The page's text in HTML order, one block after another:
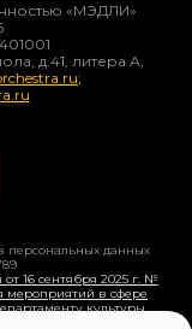
«МЭДЛИ»
д.41, литера А,
;
персональных данных
16 сентября 2025 г. №
мероприятий в сфере
культуры